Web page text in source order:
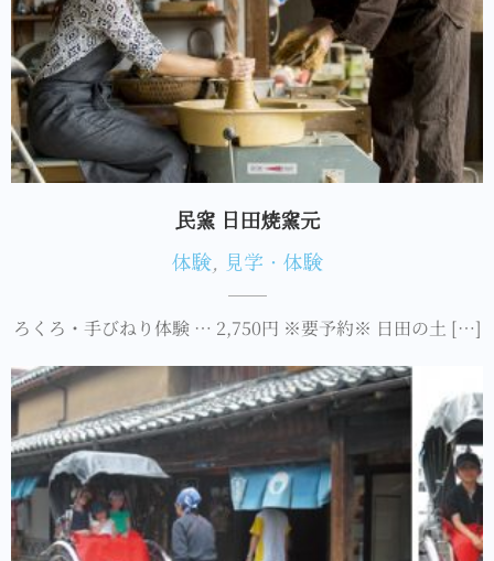
民窯 日田焼窯元
体験, 見学・体験
ろくろ・手びねり体験 … 2,750円 ※要予約※ 日田の土 […]